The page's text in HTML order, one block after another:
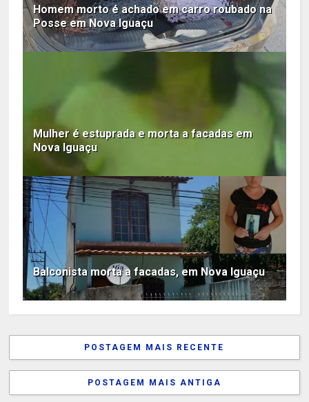
Homem morto é achado em carro roubado na
Posse em Nova Iguaçu
Mulher é estuprada e morta a facadas em
Nova Iguaçu
Balconista morta a facadas, em Nova Iguaçu
POSTAGEM MAIS RECENTE
POSTAGEM MAIS ANTIGA